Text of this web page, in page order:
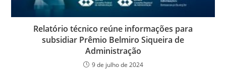
Relatório técnico reúne informações para
subsidiar Prêmio Belmiro Siqueira de
Administração
9 de julho de 2024